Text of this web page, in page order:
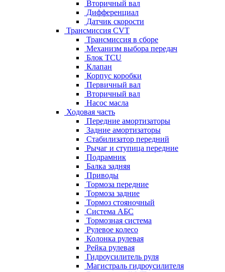
Вторичный вал
Дифференциал
Датчик скорости
Трансмиссия CVT
Трансмиссия в сборе
Механизм выбора передач
Блок TCU
Клапан
Корпус коробки
Первичный вал
Вторичный вал
Насос масла
Ходовая часть
Передние амортизаторы
Задние амортизаторы
Стабилизатор передний
Рычаг и ступица передние
Подрамник
Балка задняя
Приводы
Тормоза передние
Тормоза задние
Тормоз стояночный
Система АБС
Тормозная система
Рулевое колесо
Колонка рулевая
Рейка рулевая
Гидроусилитель руля
Магистраль гидроусилителя